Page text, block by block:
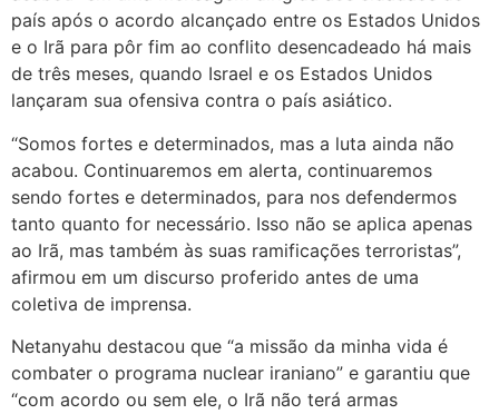
país após o acordo alcançado entre os Estados Unidos
e o Irã para pôr fim ao conflito desencadeado há mais
de três meses, quando Israel e os Estados Unidos
lançaram sua ofensiva contra o país asiático.
“Somos fortes e determinados, mas a luta ainda não
acabou. Continuaremos em alerta, continuaremos
sendo fortes e determinados, para nos defendermos
tanto quanto for necessário. Isso não se aplica apenas
ao Irã, mas também às suas ramificações terroristas”,
afirmou em um discurso proferido antes de uma
coletiva de imprensa.
Netanyahu destacou que “a missão da minha vida é
combater o programa nuclear iraniano” e garantiu que
“com acordo ou sem ele, o Irã não terá armas